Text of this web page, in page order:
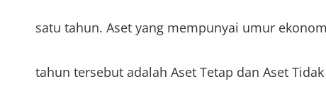
satu tahun. Aset yang mempunyai umur
tahun tersebut adalah Aset Tetap dan Aset